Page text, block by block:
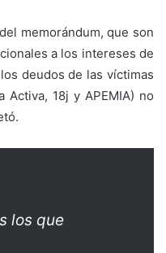
memorándum, que son
a los intereses de
deudos de las víctimas
18j y APEMIA) no
los que